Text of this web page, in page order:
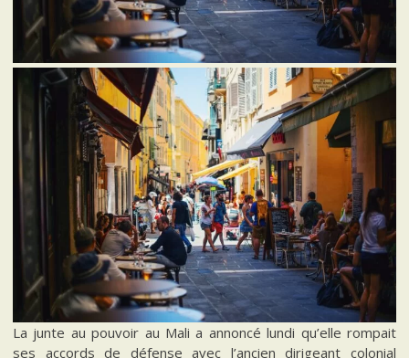
La junte au pouvoir au Mali a annoncé lundi qu’elle rompait
ses accords de défense avec l’ancien dirigeant colonial